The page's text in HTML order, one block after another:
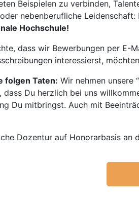
Beispielen zu verbinden,
nebenberufliche
Hochschule!
dass wir Bewerbungen per E-
interessierst,
folgen Taten: Wir nehmen unsere
dass Du herzlich bei uns
Du mitbringst. Auch mit
Dozentur auf Honorarbasis an